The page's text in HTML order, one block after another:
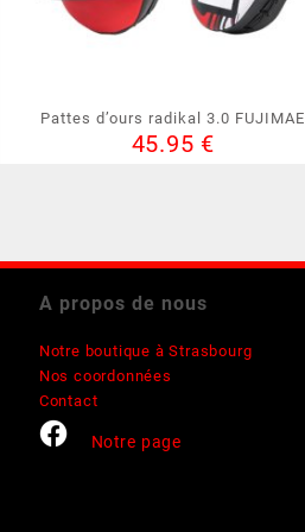
Pattes d’ours radikal 3.0 FUJIMAE
(30111)
45.95 €
A propos de nous
Notre boutique à Strasbourg
Nos coordonnées
Contact
Notre page